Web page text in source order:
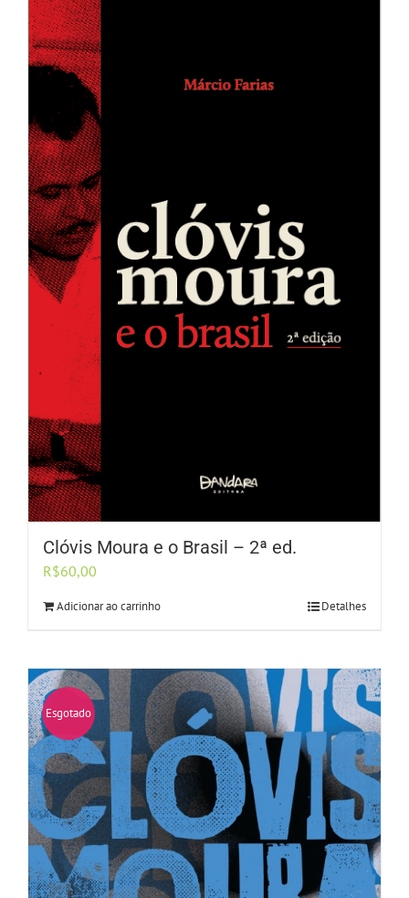
Clóvis Moura e o Brasil – 2ª ed.
R$60,00
Adicionar ao carrinho Detalhes
Esgotado